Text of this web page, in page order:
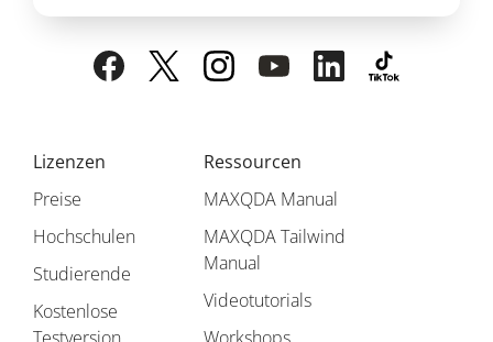
Lizenzen
Preise
Hochschulen
Studierende
Kostenlose
Ressourcen
MAXQDA Manual
MAXQDA Tailwind
Manual
Videotutorials